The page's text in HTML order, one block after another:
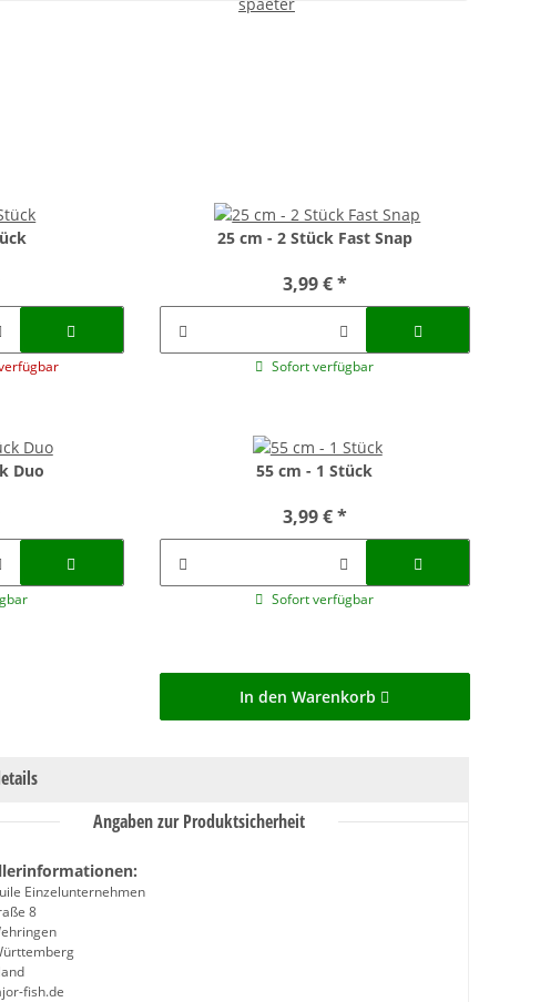
25 cm - 2 Stück Fast Snap
3,99 €*
Sofort verfügbar
Duo 55 cm - 1 Stück
3,99 €*
Sofort verfügbar
In den Warenkorb
Angaben zur Produktsicherheit
Einzelunternehmen
8
fish.de